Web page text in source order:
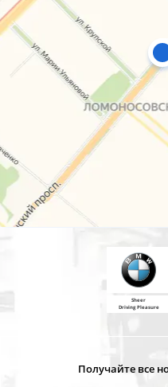
Sheer
Driving Pleasure
Получайте все